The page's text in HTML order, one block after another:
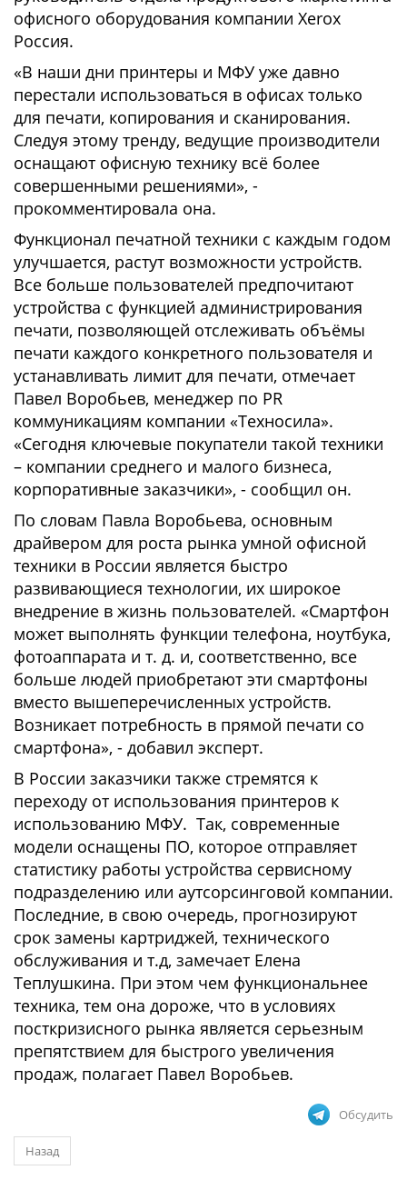
офисного оборудования компании Xerox
Россия.
«В наши дни принтеры и МФУ уже давно
перестали использоваться в офисах только
для печати, копирования и сканирования.
Следуя этому тренду, ведущие производители
оснащают офисную технику всё более
совершенными решениями», -
прокомментировала она.
Функционал печатной техники с каждым годом
улучшается, растут возможности устройств.
Все больше пользователей предпочитают
устройства с функцией администрирования
печати, позволяющей отслеживать объёмы
печати каждого конкретного пользователя и
устанавливать лимит для печати, отмечает
Павел Воробьев, менеджер по PR
коммуникациям компании «Техносила».
«Сегодня ключевые покупатели такой техники
– компании среднего и малого бизнеса,
корпоративные заказчики», - сообщил он.
По словам Павла Воробьева, основным
драйвером для роста рынка умной офисной
техники в России является быстро
развивающиеся технологии, их широкое
внедрение в жизнь пользователей. «Смартфон
может выполнять функции телефона, ноутбука,
фотоаппарата и т. д. и, соответственно, все
больше людей приобретают эти смартфоны
вместо вышеперечисленных устройств.
Возникает потребность в прямой печати со
смартфона», - добавил эксперт.
В России заказчики также стремятся к
переходу от использования принтеров к
использованию МФУ. Так, современные
модели оснащены ПО, которое отправляет
статистику работы устройства сервисному
подразделению или аутсорсинговой компании.
Последние, в свою очередь, прогнозируют
срок замены картриджей, технического
обслуживания и т.д, замечает Елена
Теплушкина. При этом чем функциональнее
техника, тем она дороже, что в условиях
посткризисного рынка является серьезным
препятствием для быстрого увеличения
продаж, полагает Павел Воробьев.
Обсудить
Назад